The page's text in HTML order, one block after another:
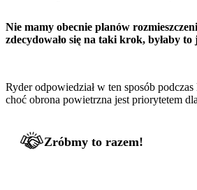
Nie mamy obecnie planów
zdecydowało się na taki krok, byłaby
Ryder odpowiedział w ten sposób
choć obrona powietrzna jest priorytetem
Zróbmy to razem!